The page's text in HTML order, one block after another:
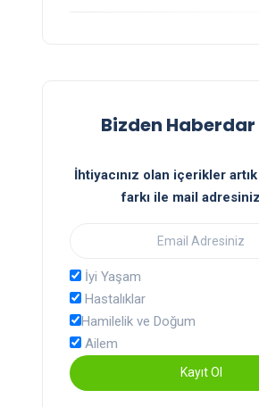
Bizden Haberdar
İhtiyacınız olan içerikler
farkı ile mail
İyi Yaşam
Hastalıklar
Hamilelik ve Doğum
Ailem
Kayıt Ol